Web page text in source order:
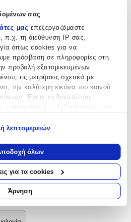
σας
μας επεξεργαζόμαστε
τη διεύθυνση IP σας,
όπως cookies για να
πρόσβαση σε πληροφορίες στη
προβολή εξατομικευμένων
τις μετρήσεις σχετικά με
την καλύτερη εικόνα του κοινού
Έχετε τη δυνατότητα
σχετικά με τη γεωγραφική
μπορεί να είναι ακριβείς σε
τη συσκευή σας σαρώνοντας ενεργά
(δακτυλικό αποτύπωμα)
με τον τρόπο επεξεργασίας των
και καθορίστε τις προτιμήσεις σας
. Μπορείτε να αλλάξετε ή να
λεπτομερειών
όλων
για τα cookies
Άρνηση
άλλες αξιολογήσεις. Όταν
εδώ.